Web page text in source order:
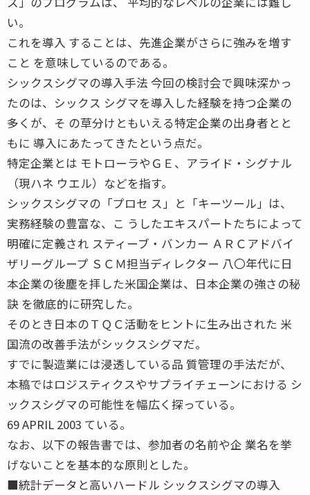
い。
これを導入 することは、先進企業がさらに強みを増す
こと を意味しているのである。
シックスシグマの導入手法 今回の検討会で興味深かっ
たのは、シックス シグマを導入した経験を持つ企業の
多くが、そ の草分けともいえる特定企業の出身者とと
もに 導入にあたってきたという点だ。
特定企業とは モトローラやＧＥ、アライド・シグナル
（現ハネ ウエル）などを指す。
シックスシグマの「プロセ ス」と「キーツール」は、
実務経験の豊富な、こ うしたエキスパートたちによって
明確に定義され スティーブ・バンカー ＡＲＣアドバイ
ザリーグループ ＳＣＭ担当ディレクター 八〇年代に日
本企業の後塵を拝した米国企業は、日本企業の強さの秘
訣 を徹底的に研究した。
そのとき日本のＴＱＣ活動をヒントに生み出された 米
国流の改善手法がシックスシグマだ。
すでに製造業には浸透している品 質管理の手法だが、
本稿ではロジスティクスやサプライチェーンにおける シ
ックスシグマの可能性を幅広く探っている。
69 APRIL 2003 ている。
なお、以下の報告書では、参加者の名前や企 業名を挙
げないことを基本的な原則とした。
■統計データと高いハードル シックスシグマの導入